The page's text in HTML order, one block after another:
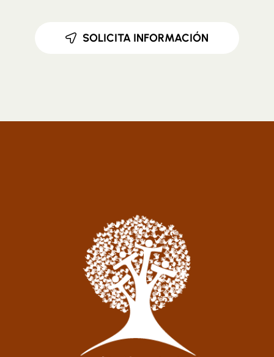
SOLICITA INFORMACIÓN